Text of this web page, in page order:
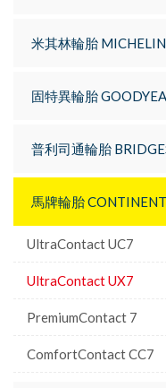
米其林輪胎 MICHELIN
固特異輪胎
普利司通輪胎
馬牌輪胎
UltraContact UC7
UltraContact UX7
PremiumContact 7
ComfortContact CC7